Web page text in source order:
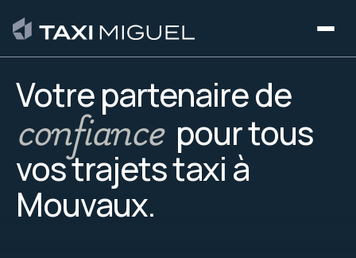
Votre partenaire de
confiance pour tous
vos trajets taxi à
Mouvaux.